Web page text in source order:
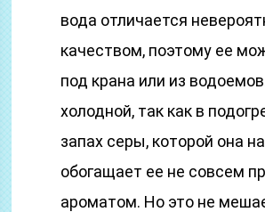
вода отличается
качеством, поэтому ее
под крана или из
холодной, так как в
запах серы, которой она
обогащает ее не совсем
ароматом. Но это не